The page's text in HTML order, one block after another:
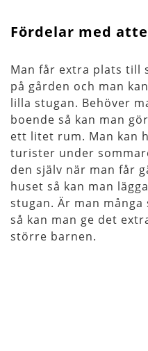
Fördelar med
Man får extra plats till
på gården och man
lilla stugan. Behöver
boende så kan man
ett litet rum. Man kan
turister under
den själv när man får
huset så kan man
stugan. Är man
så kan man ge det
större barnen.